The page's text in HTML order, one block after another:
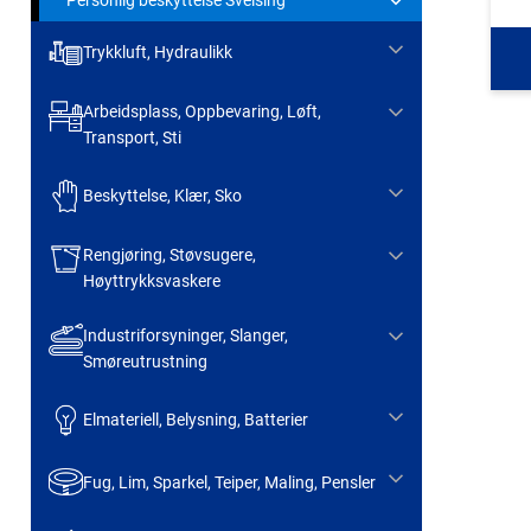
Trykkluft, Hydraulikk
Arbeidsplass, Oppbevaring, Løft,
Transport, Sti
Beskyttelse, Klær, Sko
Rengjøring, Støvsugere,
Høyttrykksvaskere
Industriforsyninger, Slanger,
Smøreutrustning
Elmateriell, Belysning, Batterier
Fug, Lim, Sparkel, Teiper, Maling, Pensler